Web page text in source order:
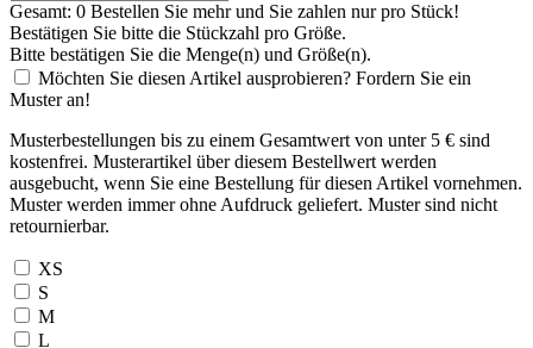
Gesamt: 0 Bestellen Sie mehr und Sie zahlen nurpro Stück!
Bestätigen Sie bitte die Stückzahl pro Größe.
Bitte bestätigen Sie die Menge(n) und Größe(n).
Möchten Sie diesen Artikel ausprobieren? Fordern Sie ein
Muster an!
Musterbestellungen bis zu einem Gesamtwert von unter 5 € sind
kostenfrei. Musterartikel über diesem Bestellwert werden
ausgebucht, wenn Sie eine Bestellung für diesen Artikel vornehmen.
Muster werden immer ohne Aufdruck geliefert. Muster sind nicht
retournierbar.
XS
S
M
L